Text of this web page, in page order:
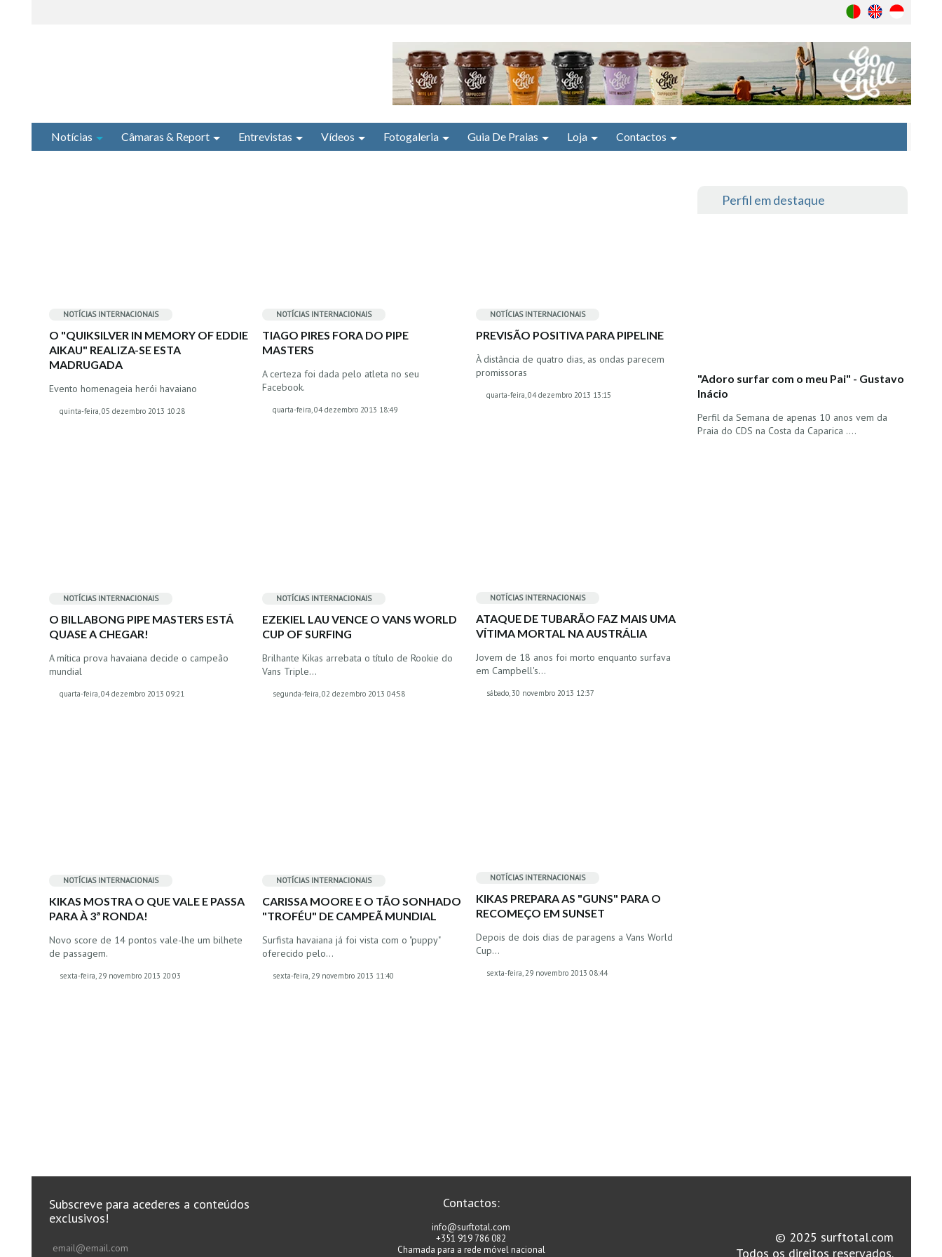
Notícias Câmaras & Report Entrevistas Vídeos Fotogaleria Guia De Praias Loja Contactos
NOTÍCIAS INTERNACIONAIS
O "QUIKSILVER IN MEMORY OF EDDIE
AIKAU" REALIZA-SE ESTA
MADRUGADA
Evento homenageia herói havaiano
quinta-feira, 05 dezembro 2013 10:28
NOTÍCIAS INTERNACIONAIS
TIAGO PIRES FORA DO PIPE
MASTERS
A certeza foi dada pelo atleta no seu
Facebook.
quarta-feira, 04 dezembro 2013 18:49
NOTÍCIAS INTERNACIONAIS
PREVISÃO POSITIVA PARA PIPELINE
À distância de quatro dias, as ondas parecem
promissoras
quarta-feira, 04 dezembro 2013 13:15
NOTÍCIAS INTERNACIONAIS
O BILLABONG PIPE MASTERS ESTÁ
QUASE A CHEGAR!
A mítica prova havaiana decide o campeão
mundial
quarta-feira, 04 dezembro 2013 09:21
NOTÍCIAS INTERNACIONAIS
EZEKIEL LAU VENCE O VANS WORLD
CUP OF SURFING
Brilhante Kikas arrebata o título de Rookie do
Vans Triple…
segunda-feira, 02 dezembro 2013 04:58
NOTÍCIAS INTERNACIONAIS
ATAQUE DE TUBARÃO FAZ MAIS UMA
VÍTIMA MORTAL NA AUSTRÁLIA
Jovem de 18 anos foi morto enquanto surfava
em Campbell's…
sábado, 30 novembro 2013 12:37
NOTÍCIAS INTERNACIONAIS
KIKAS MOSTRA O QUE VALE E PASSA
PARA À 3ª RONDA!
Novo score de 14 pontos vale-lhe um bilhete
de passagem.
sexta-feira, 29 novembro 2013 20:03
NOTÍCIAS INTERNACIONAIS
CARISSA MOORE E O TÃO SONHADO
"TROFÉU" DE CAMPEÃ MUNDIAL
Surfista havaiana já foi vista com o "puppy"
oferecido pelo…
sexta-feira, 29 novembro 2013 11:40
NOTÍCIAS INTERNACIONAIS
KIKAS PREPARA AS "GUNS" PARA O
RECOMEÇO EM SUNSET
Depois de dois dias de paragens a Vans World
Cup…
sexta-feira, 29 novembro 2013 08:44
Perfil em destaque
"Adoro surfar com o meu Pai" - Gustavo
Inácio
Perfil da Semana de apenas 10 anos vem da
Praia do CDS na Costa da Caparica ....
Subscreve para acederes a conteúdos
exclusivos!
Contactos:
info@surftotal.com
+351 919 786 082
Chamada para a rede móvel nacional
© 2025 surftotal.com
Todos os direitos reservados.